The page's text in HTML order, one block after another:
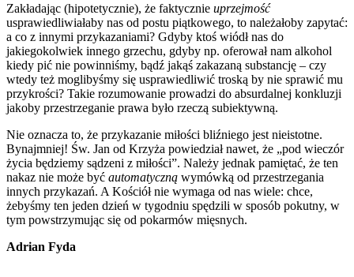
Zakładając (hipotetycznie), że faktycznie uprzejmość
usprawiedliwiałaby nas od postu piątkowego, to należałoby zapytać:
a co z innymi przykazaniami? Gdyby ktoś wiódł nas do
jakiegokolwiek innego grzechu, gdyby np. oferował nam alkohol
kiedy pić nie powinniśmy, bądź jakąś zakazaną substancję – czy
wtedy też moglibyśmy się usprawiedliwić troską by nie sprawić mu
przykrości? Takie rozumowanie prowadzi do absurdalnej konkluzji
jakoby przestrzeganie prawa było rzeczą subiektywną.
Nie oznacza to, że przykazanie miłości bliźniego jest nieistotne.
Bynajmniej! Św. Jan od Krzyża powiedział nawet, że „pod wieczór
życia będziemy sądzeni z miłości”. Należy jednak pamiętać, że ten
nakaz nie może być automatyczną wymówką od przestrzegania
innych przykazań. A Kościół nie wymaga od nas wiele: chce,
żebyśmy ten jeden dzień w tygodniu spędzili w sposób pokutny, w
tym powstrzymując się od pokarmów mięsnych.
Adrian Fyda